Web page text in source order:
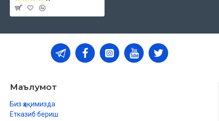
Муқова:
юмшоқ
қўмитасининг 2025 йил 12 августдаги 02-07/4964-
рақамли хулосаси асосида тайёрланди.
Ҳаж қандай ибодат?
Маълумот
Биз ҳақимизда
Етказиб бериш